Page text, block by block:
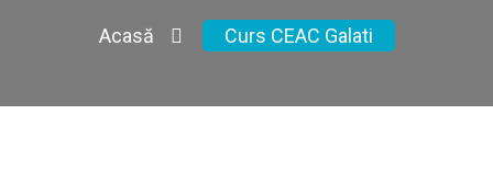
Acasă Curs CEAC Galati